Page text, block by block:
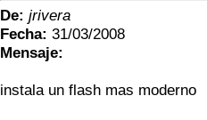
De: jrivera
Fecha: 31/03/2008
Mensaje:
instala un flash mas moderno